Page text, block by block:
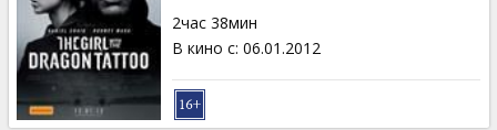
2час 38мин
В кино с: 06.01.2012